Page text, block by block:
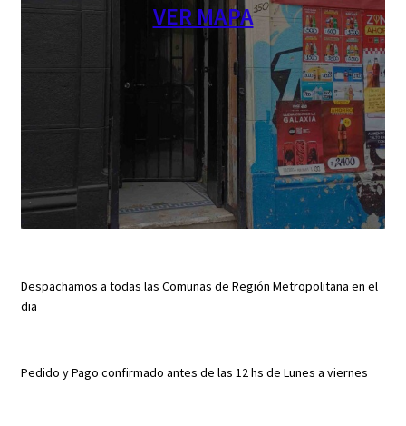
VER MAPA
Despachamos a todas las Comunas de Región Metropolitana en el
dia
Pedido y Pago confirmado antes de las 12 hs de Lunes a viernes